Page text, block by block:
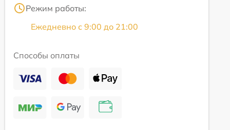
Режим работы:
Ежедневно с 9:00 до 21:00
Способы оплаты